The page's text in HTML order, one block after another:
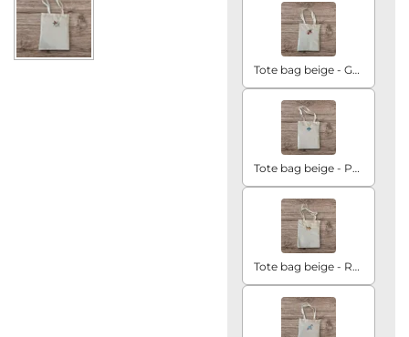
Tote bag beige - Grenade
Tote bag beige - Poisson Combattant
Tote bag beige - Renard